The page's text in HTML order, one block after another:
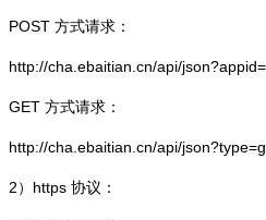
POST 方式请求：
http://cha.ebaitian.cn/api/
GET 方式请求：
http://cha.ebaitian.cn/api/
2） https 协议：